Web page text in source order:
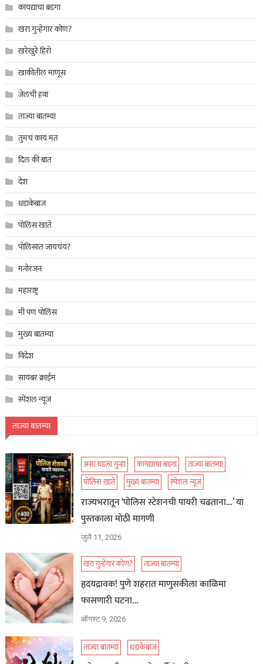
कायद्याचा बडगा
खरा गुन्हेगार कोण?
खरेखुरे हिरो
खाकीतील माणूस
जेलची हवा
ताज्या बातम्या
तुमचं काय मत
दिल की बात
देश
धडाकेबाज
पोलिस खाते
पोलिसात जायचंय?
मनोरंजन
महाराष्ट्र
मी पण पोलिस
मुख्य बातम्या
विदेश
सायबर क्राईम
स्पेशल न्यूज
ताज्या बातम्या
असा घडला गुन्हा कायद्याचा बडगा
ताज्या बातम्या
पोलिस खाते
मुख्य बातम्या स्पेशल न्यूज
राज्यभरातून ‘पोलिस स्टेशनची पायरी चढताना…’ या
पुस्तकाला मोठी मागणी
जुलै 11, 2026
खरा गुन्हेगार कोण? ताज्या बातम्या
हृदयद्रावक! पुणे शहरात माणुसकीला काळिमा
फासणारी घटना…
ऑगस्ट 9, 2026
ताज्या बातम्या धडाकेबाज